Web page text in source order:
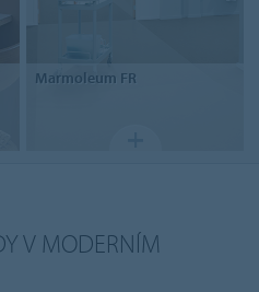
Marmoleum FR
V MODERNÍM